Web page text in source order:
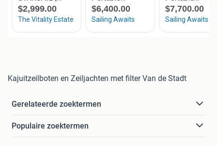
Kajuitzeilboten en Zeiljachten met filter Van de Stadt
Gerelateerde zoektermen
Populaire zoektermen